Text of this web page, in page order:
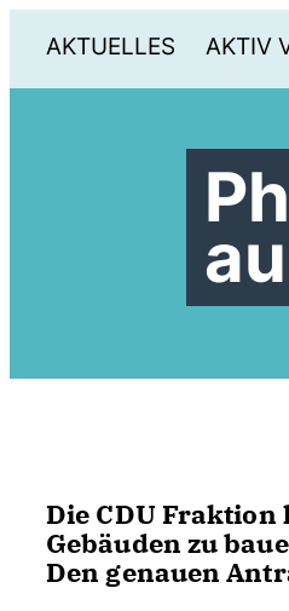
AKTUELLES AKTIV
Die CDU
Gebäuden zu
Den genauen